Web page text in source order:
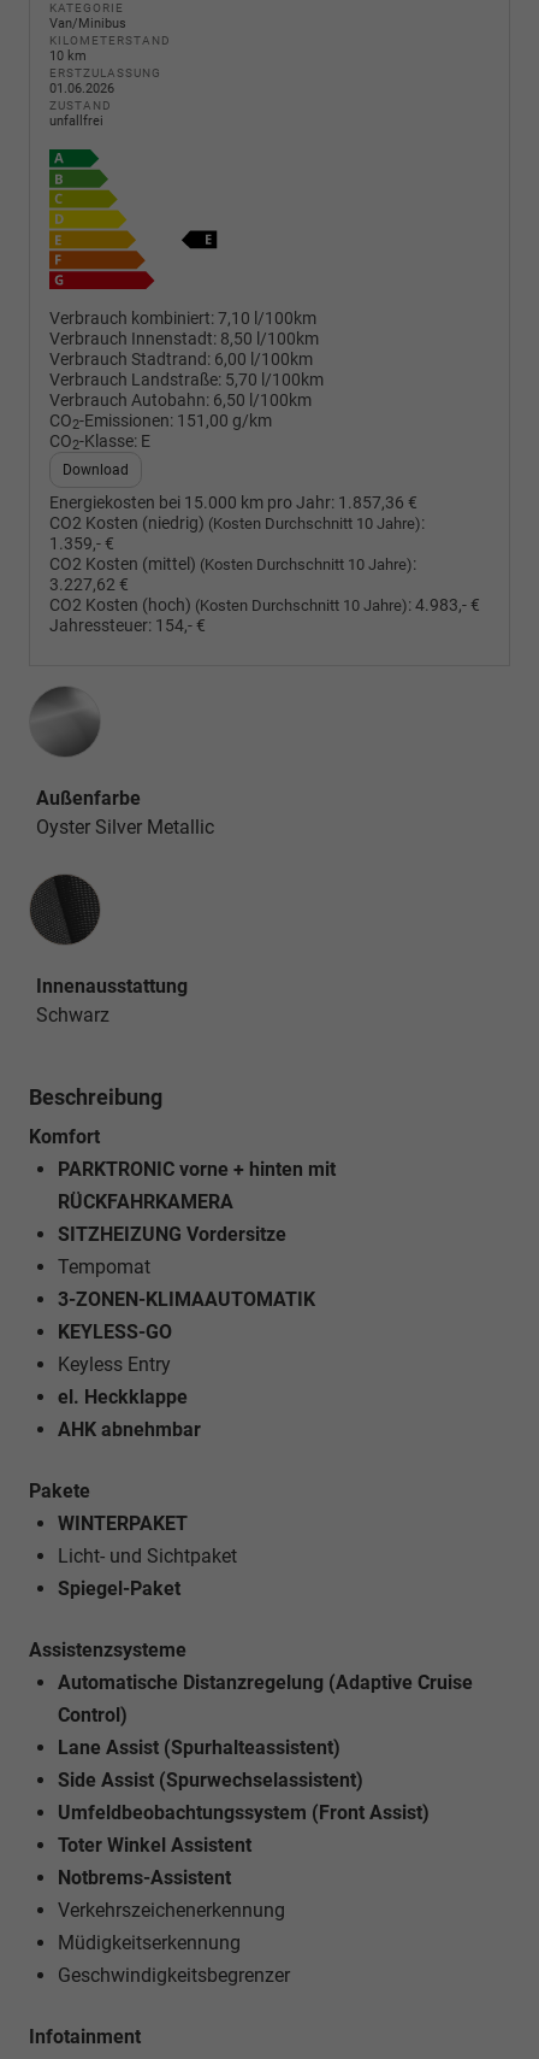
KATEGORIE
Van/Minibus
KILOMETERSTAND
10 km
ERSTZULASSUNG
01.06.2026
ZUSTAND
unfallfrei
Verbrauch kombiniert:7,10 l/100km
Verbrauch Innenstadt: 8,50 l/100km
Verbrauch Stadtrand: 6,00 l/100km
Verbrauch Landstraße: 5,70 l/100km
Verbrauch Autobahn: 6,50 l/100km
CO2-Emissionen: 151,00 g/km
CO2-Klasse: E
Download
Energiekosten bei 15.000 km pro Jahr: 1.857,36 €
CO2 Kosten (niedrig) (Kosten Durchschnitt 10 Jahre):
1.359,- €
CO2 Kosten (mittel) (Kosten Durchschnitt 10 Jahre):
3.227,62 €
CO2 Kosten (hoch) (Kosten Durchschnitt 10 Jahre):4.983,- €
Jahressteuer: 154,- €
Außenfarbe
Oyster Silver Metallic
Innenausstattung
Innenausstattung
Schwarz
Beschreibung
Komfort
PARKTRONIC vorne + hinten mit
RÜCKFAHRKAMERA
SITZHEIZUNG Vordersitze
Tempomat
3-ZONEN-KLIMAAUTOMATIK
KEYLESS-GO
Keyless Entry
el. Heckklappe
AHK abnehmbar
Pakete
WINTERPAKET
Licht- und Sichtpaket
Spiegel-Paket
Assistenzsysteme
Automatische Distanzregelung (Adaptive Cruise
Control)
Lane Assist (Spurhalteassistent)
Side Assist (Spurwechselassistent)
Umfeldbeobachtungssystem (Front Assist)
Toter Winkel Assistent
Notbrems-Assistent
Verkehrszeichenerkennung
Müdigkeitserkennung
Geschwindigkeitsbegrenzer
Infotainment